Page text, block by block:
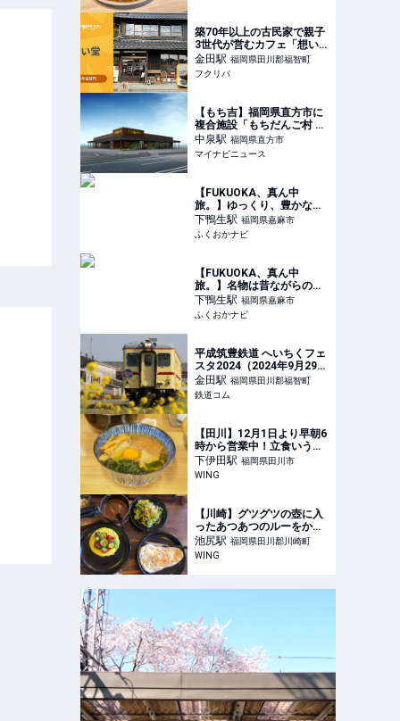
築70年以上の古民家で親子
3世代が営むカフェ「想い
堂」【福岡県福智町】
金田駅 福岡県田川郡福智町
フクリパ
【もち吉】福岡県直方市に
複合施設「もちだんご村 も
ち吉工場直売所」3月オー
プンへ - できたての米菓や
お餅、うどんを提供
中泉駅 福岡県直方市
マイナビニュース
【FUKUOKA、真ん中
旅。】ゆっくり、豊かな時
間が過ごせるクラシックな
喫茶店 「おだ珈琲」 | ふく
おかナビ
下鴨生駅 福岡県嘉麻市
ふくおかナビ
【FUKUOKA、真ん中
旅。】名物は昔ながらのち
ゃんぽん。やさしい味わい
にお腹も心も大満足！「お
食事処 味よし」 | ふくおか
下鴨生駅 福岡県嘉麻市
ふくおかナビ
平成筑豊鉄道 へいちくフェ
スタ2024（2024年9月29
日） - 鉄道コム
金田駅 福岡県田川郡福智町
鉄道コム
【田川】12月1日より早朝6
時から営業中！立食いうど
ん屋さんとして生まれ変わ
った「金賞からあげうど
下伊田駅 福岡県田川市
WING
【川崎】グツグツの壺に入
ったあつあつのルーをかけ
て食べるキートンスタイ
ル。つぼやきカレー キート
池尻駅 福岡県田川郡川崎町
WING